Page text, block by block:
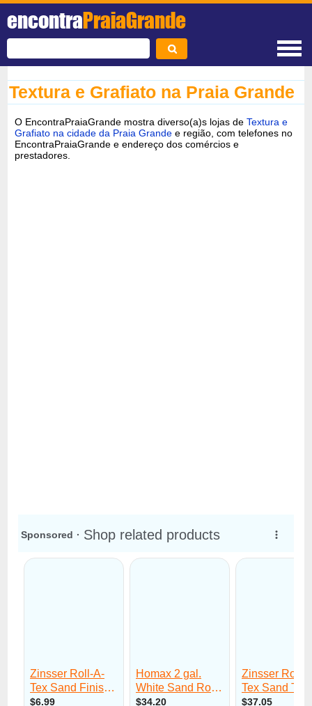
encontraPraiaGrande
Textura e Grafiato na Praia Grande
O EncontraPraiaGrande mostra diverso(a)s lojas deTextura e
Grafiato na cidade da Praia Grande e região, com telefones no
EncontraPraiaGrande e endereço dos comércios e
prestadores.